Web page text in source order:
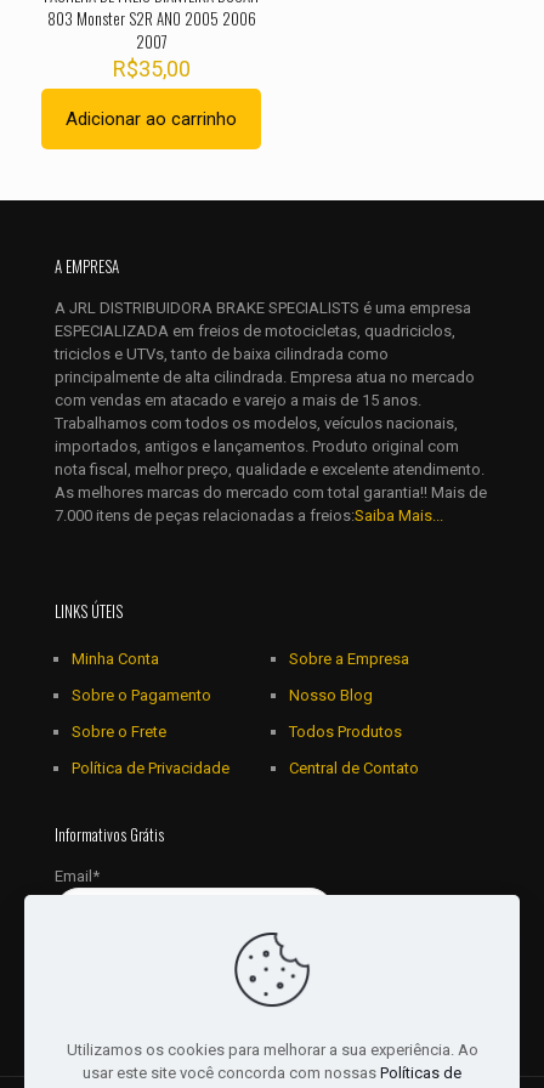
mail*
Salvar meus dados neste navegador para a próxima vez que
eu comentar.
803 Monster S2R ANO 2005 2006
2007
R$35,00
Adicionar ao carrinho
A EMPRESA
A JRL DISTRIBUIDORA BRAKE SPECIALISTS é uma empresa
ESPECIALIZADA em freios de motocicletas, quadriciclos,
triciclos e UTVs, tanto de baixa cilindrada como
principalmente de alta cilindrada. Empresa atua no mercado
com vendas em atacado e varejo a mais de 15 anos.
Trabalhamos com todos os modelos, veículos nacionais,
importados, antigos e lançamentos. Produto original com
nota fiscal, melhor preço, qualidade e excelente atendimento.
As melhores marcas do mercado com total garantia!! Mais de
7.000 itens de peças relacionadas a freios:Saiba Mais...
LINKS ÚTEIS
Minha Conta
Sobre o Pagamento
Sobre o Frete
Política de Privacidade
Sobre a Empresa
Nosso Blog
Todos Produtos
Central de Contato
Informativos Grátis
Email*
Utilizamos os cookies para melhorar a sua experiência. Ao
usar este site você concorda com nossas Políticas de